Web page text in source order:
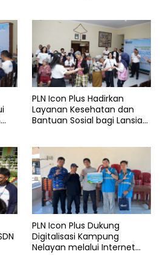
PLN Icon Plus Hadirkan
Layanan Kesehatan dan
Bantuan Sosial bagi Lansia
PLN Icon Plus Dukung
Digitalisasi Kampung
Nelayan melalui Internet